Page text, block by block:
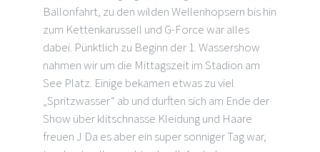
Ballonfahrt, zu den wilden Wellenhopsern bis hin
zum Kettenkarussell und G-Force war alles
dabei. Pünktlich zu Beginn der 1. Wassershow
nahmen wir um die Mittagszeit im Stadion am
See Platz. Einige bekamen etwas zu viel
„Spritzwasser“ ab und durften sich am Ende der
Show über klitschnasse Kleidung und Haare
freuen J Da es aber ein super sonniger Tag war,